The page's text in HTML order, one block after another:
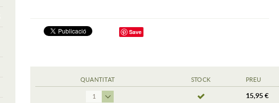
Save
QUANTITAT STOCK PREU
1 15,95 €